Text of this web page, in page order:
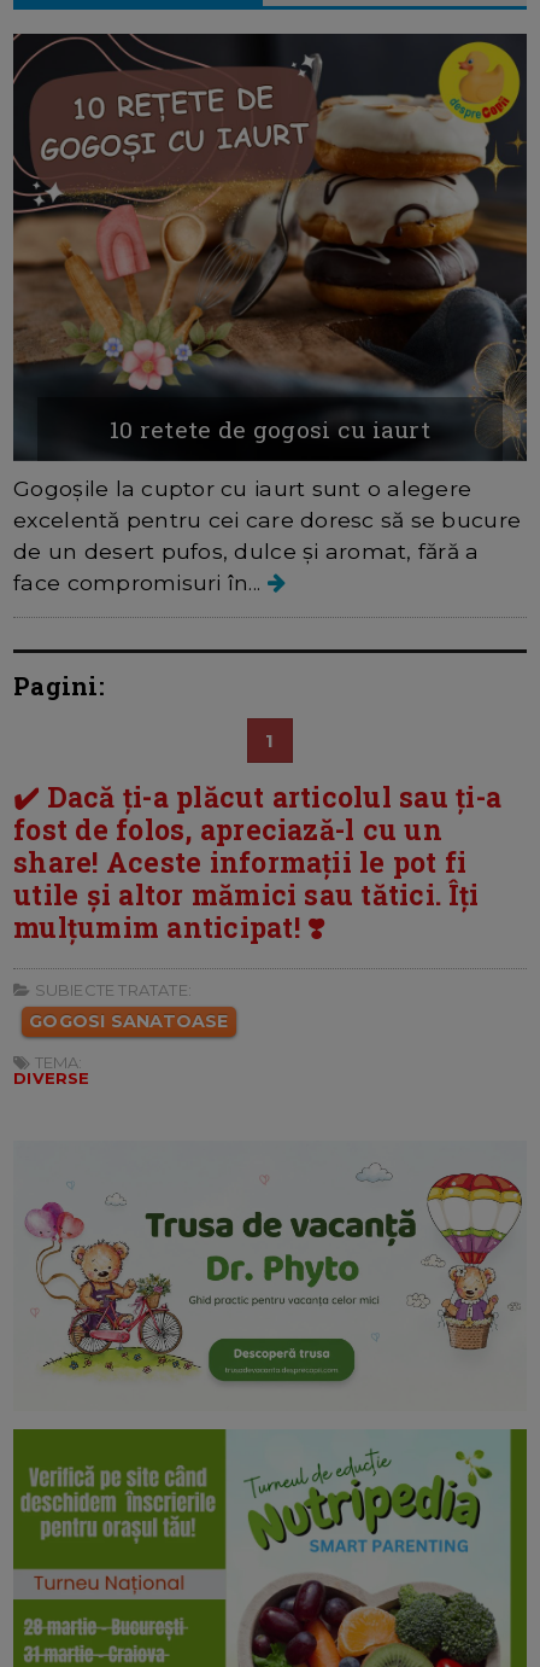
10 retete de gogosi cu iaurt
Gogoșile la cuptor cu iaurt sunt o alegere
excelentă pentru cei care doresc să se bucure
de un desert pufos, dulce și aromat, fără a
face compromisuri în...
Pagini:
1
✔️ Dacă ți-a plăcut articolul sau ți-a
fost de folos, apreciază-l cu un
share! Aceste informații le pot fi
utile și altor mămici sau tătici. Îți
mulțumim anticipat! ❣️
SUBIECTE TRATATE:
GOGOSI SANATOASE
TEMA:
DIVERSE